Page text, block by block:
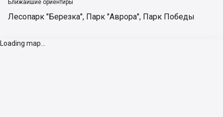
Ближайшие ориентиры
Лесопарк "Березка", Парк "Аврора", Парк Победы
Loading map...